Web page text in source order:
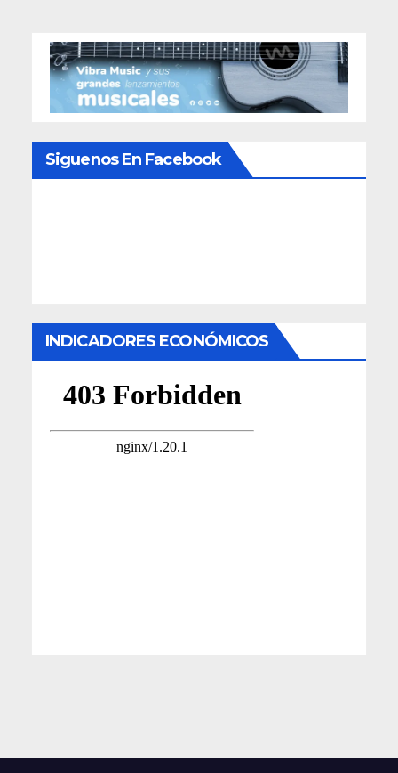
Siguenos En Facebook
INDICADORES ECONÓMICOS